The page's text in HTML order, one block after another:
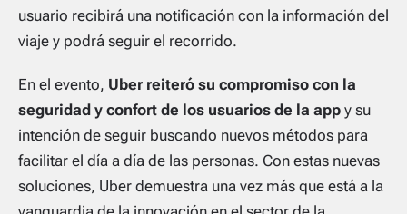
usuario recibirá una notificación con la información del
viaje y podrá seguir el recorrido.
En el evento, Uber reiteró su compromiso con la
seguridad y confort de los usuarios de la app y su
intención de seguir buscando nuevos métodos para
facilitar el día a día de las personas. Con estas nuevas
soluciones, Uber demuestra una vez más que está a la